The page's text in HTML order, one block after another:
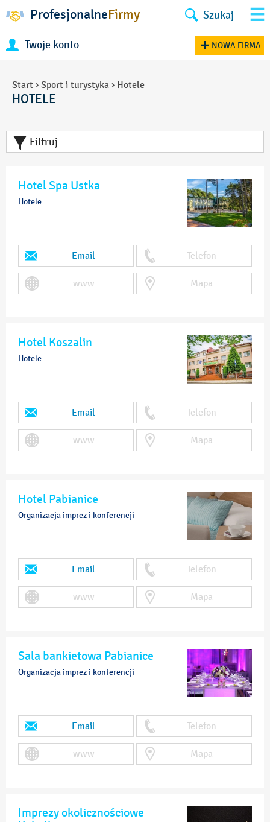
ProfesjonalneFirmy Szukaj
Twoje konto NOWA FIRMA
Start › Sport i turystyka › Hotele
HOTELE
Filtruj
Hotel Spa Ustka
Hotele
Email Telefon
www Mapa
Hotel Koszalin
Hotele
Email Telefon
www Mapa
Hotel Pabianice
Organizacja imprez i konferencji
Email Telefon
www Mapa
Sala bankietowa Pabianice
Organizacja imprez i konferencji
Email Telefon
www Mapa
Imprezy okolicznościowe